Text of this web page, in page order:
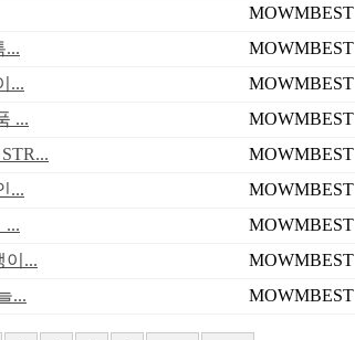
MOWMBEST
...
MOWMBEST
...
MOWMBEST
...
MOWMBEST
MOWMBEST
...
MOWMBEST
...
MOWMBEST
이...
MOWMBEST
...
MOWMBEST